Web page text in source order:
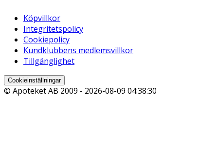
Köpvillkor
Integritetspolicy
Cookiepolicy
Kundklubbens medlemsvillkor
Tillgänglighet
Cookieinställningar
© Apoteket AB 2009 - 2026-08-09 04:38:30